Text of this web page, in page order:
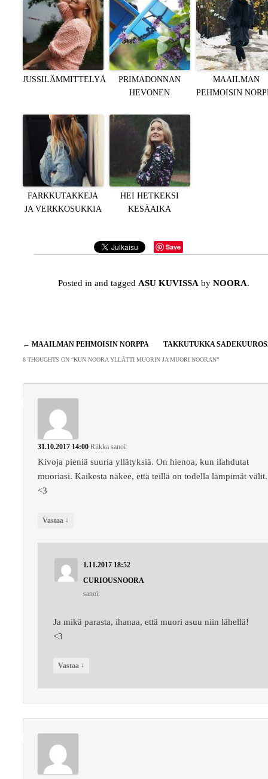
JUSSILÄMMITTELYÄ
PRIMADONNAN
HEVONEN
MAAILMAN
PEHMOISIN
FARKKUTAKKEJA
JA VERKKOSUKKIA
HEI HETKEKSI
KESÄAIKA
Save
Posted in and tagged ASU KUVISSA byNOORA.
Artikkelien
selaus
← MAAILMAN PEHMOISIN NORPPA TAKKUTUKKA
8 THOUGHTS ON “KUN NOORA YLLÄTTI MUORIN JA MUORI NOORAN”
31.10.2017 14:00 Riikka sanoi:
Kivoja pieniä suuria yllätyksiä. On hienoa, kun ilahdutat
muoriasi. Kaikesta näkee, että teillä on todella lämpimät välit.
<3
Vastaa ↓
1.11.2017 18:52
CURIOUSNOORA
sanoi:
Ja mikä parasta, ihanaa, että muori asuu niin lähellä!
<3
Vastaa ↓